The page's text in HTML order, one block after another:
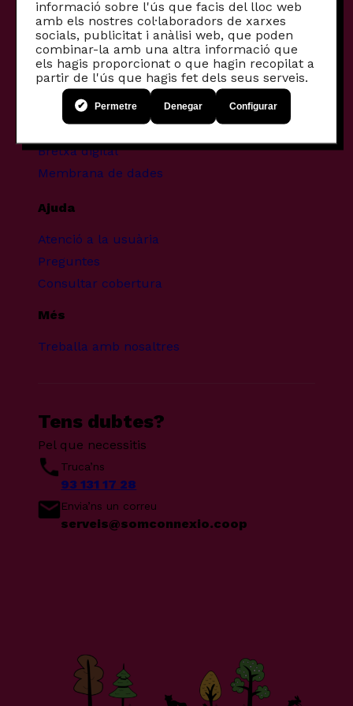
informació sobre l'ús que facis del lloc web
amb els nostres col·laboradors de xarxes
socials, publicitat i anàlisi web, que poden
combinar-la amb una altra informació que
els hagis proporcionat o que hagin recopilat a
partir de l'ús que hagis fet dels seus serveis.
Permetre Denegar Configurar
Productes per empreses
Fibra comunitària
Mòbils recondicionats
Projectes transformadors
Infància i pantalles
Bretxa digital
Membrana de dades
Ajuda
Atenció a la usuària
Preguntes
Consultar cobertura
Més
Treballa amb nosaltres
Tens dubtes?
Pel que necessitis
Truca’ns
93 131 17 28
Envia’ns un correu
serveis@somconnexio.coop